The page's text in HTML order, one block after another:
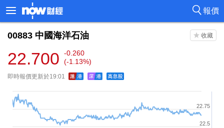
報價
00883 中國海洋石油
22.700
-0.260
(-1.13%)
即時報價更新於19:01